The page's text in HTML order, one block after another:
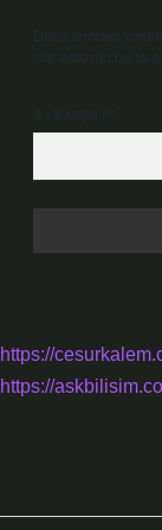
Daha sonraki
site adresim bu
9 - 5 kaçtır?
https://
https://